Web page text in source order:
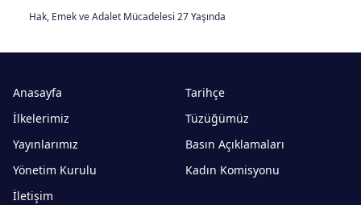
Hak, Emek ve Adalet Mücadelesi 27 Yaşında
Anasayfa
Tarihçe
İlkelerimiz
Tüzüğümüz
Yayınlarımız
Basın Açıklamaları
Yönetim Kurulu
Kadın Komisyonu
İletişim